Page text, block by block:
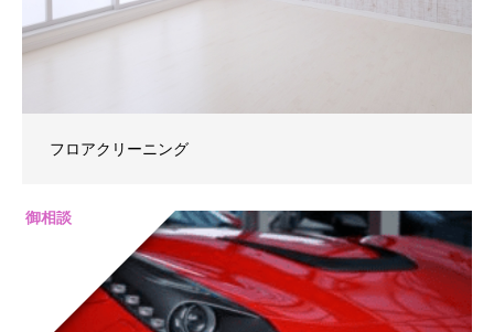
フロアクリーニング
御相談